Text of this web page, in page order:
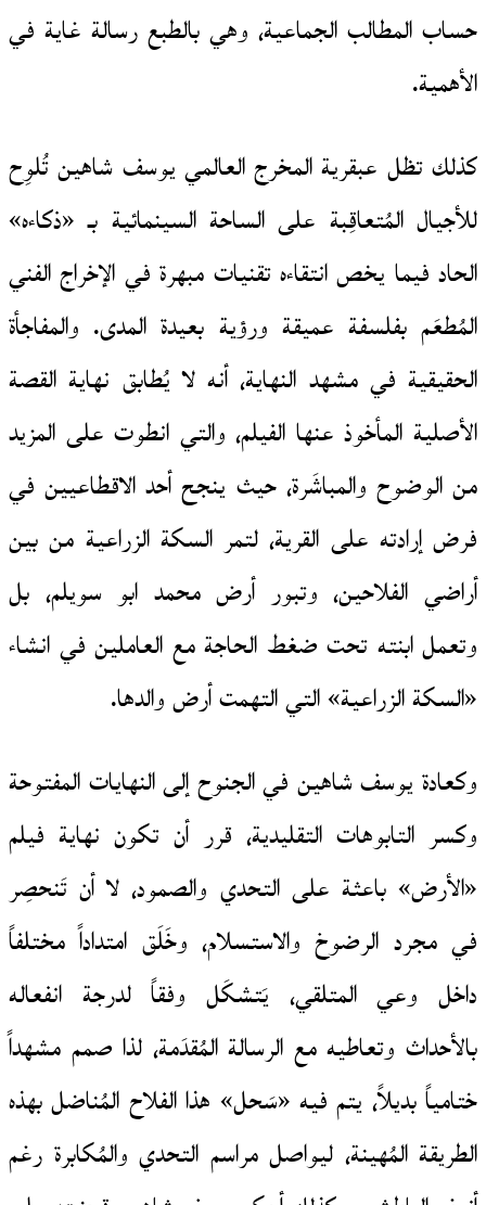
حساب المطالب الجماعية، وهي بالطبع رسالة غاية في
الأهمية.
كذلك تظل عبقرية المخرج العالمي يوسف شاهين تُلوِح
للأجيال المُتعاقِبة على الساحة السينمائية بـ «ذكاءه»
الحاد فيما يخص انتقاءه تقنيات مبهرة في الإخراج الفني
المُطعَم بفلسفة عميقة ورؤية بعيدة المدى. والمفاجأة
الحقيقية في مشهد النهاية، أنه لا يُطابق نهاية القصة
الأصلية المأخوذ عنها الفيلم، والتي انطوت على المزيد
من الوضوح والمباشَرة، حيث ينجح أحد الاقطاعيين في
فرض إرادته على القرية، لتمر السكة الزراعية من بين
أراضي الفلاحين، وتبور أرض محمد ابو سويلم، بل
وتعمل ابنته تحت ضغط الحاجة مع العاملين في انشاء
«السكة الزراعية» التي التهمت أرض والدها.
وكعادة يوسف شاهين في الجنوح إلى النهايات المفتوحة
وكسر التابوهات التقليدية، قرر أن تكون نهاية فيلم
«الأرض» باعثة على التحدي والصمود، لا أن تَنحصِر
في مجرد الرضوخ والاستسلام، وخَلَق امتداداً مختلفاً
داخل وعي المتلقي، يَتشكَل وفقاً لدرجة انفعاله
بالأحداث وتعاطيه مع الرسالة المُقدَمة، لذا صمم مشهداً
ختامياً بديلاً، يتم فيه «سَحل» هذا الفلاح المُناضل بهذه
الطريقة المُهينة، ليواصل مراسم التحدي والمُكابرة رغم